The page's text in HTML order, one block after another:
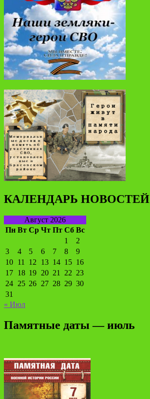
КАЛЕНДАРЬ НОВОСТЕЙ
Август 2026
Пн Вт Ср Чт Пт Сб Вс
1
2
3
4 5 6 7 8
9
10 11 12 13 14 15 16
17 18 19 20 21 22 23
24 25 26 27 28 29 30
31
« Июл
Памятные даты — июль